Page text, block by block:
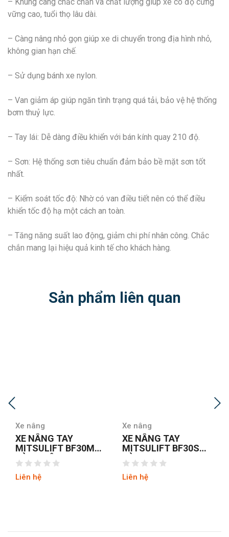
vững cao, tuổi thọ lâu dài.
– Càng nâng nhỏ gọn giúp xe di chuyển trong địa hình nhỏ,
không gian hạn chế.
– Sử dụng bánh xe nylon.
– Van giảm áp giúp ngăn tình trạng quá tải, bảo vệ hệ thống
bơm thuỷ lực.
– Tay lái: Dễ dàng điều khiển với bán kính quay 210 độ.
– Sơn: Hệ thống sơn tiêu chuẩn đảm bảo bề mặt sơn tốt
nhất.
– Kiểm soát tốc độ: Nhờ có van điều tiết nên có thể điều
khiển tốc độ hạ một cách an toàn.
– Tăng năng suất lao động, giảm chi phí nhân công. Chắc
chắn mang lại hiệu quả kinh tế cho khách hàng.
Sản phẩm liên quan
Xe nâng
XE NÂNG TAY
MITSULIFT BF30S
CÀNG HẸP
Liên hệ
Xe nâng
XE NÂNG TAY
MITSULIFT BF35M
CÀNG RỘNG
Liên hệ